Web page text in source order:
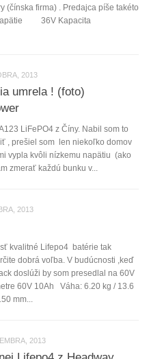
(čínska firma) . Predajca píše takéto
napätie 36V Kapacita
2013
umrela ! (foto)
LiFePO4 z Číny. Nabil som to
, prešiel som len niekoľko domov
vypla kvôli nízkemu napätiu (ako
zmerať každú bunku v...
2013
kvalitné Lifepo4 batérie tak
dobrá voľba. V budúcnosti ,keď
doslúži by som presedlal na 60V
60V 10Ah Váha: 6.20 kg / 13.6
mm...
2013